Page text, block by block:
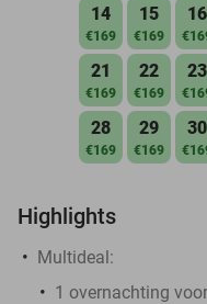
14
€169
15
€169
16
21
€169
22
€169
23
28
€169
29
€169
30
Highlights
Multideal:
1 overnachting